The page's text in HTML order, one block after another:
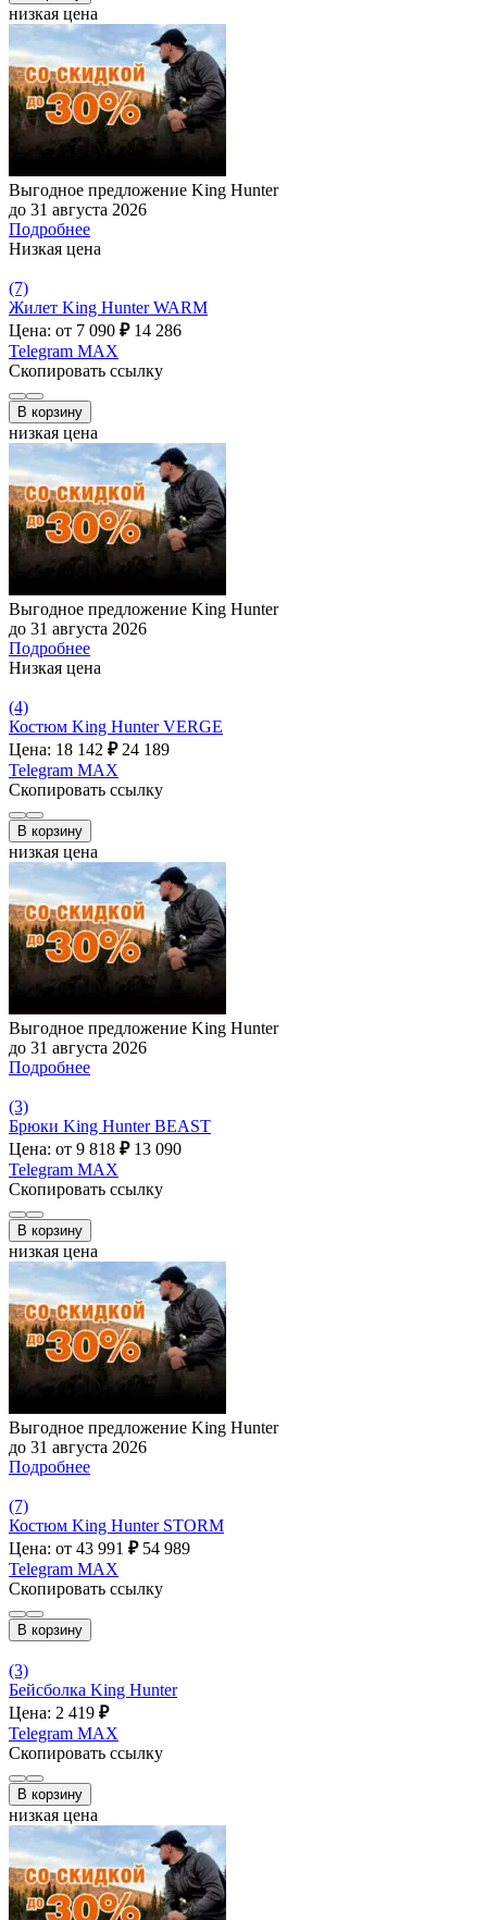
низкая цена
Выгодное предложение King Hunter
до 31 августа 2026
Подробнее
Низкая цена
(7)
Жилет King Hunter WARM
Цена: от 7 090 ₽ 14 286
Telegram MAX
Скопировать ссылку
В корзину
низкая цена
Выгодное предложение King Hunter
до 31 августа 2026
Подробнее
Низкая цена
(4)
Костюм King Hunter VERGE
Цена: 18 142 ₽ 24 189
Telegram MAX
Скопировать ссылку
В корзину
низкая цена
Выгодное предложение King Hunter
до 31 августа 2026
Подробнее
(3)
Брюки King Hunter BEAST
Цена: от 9 818 ₽ 13 090
Telegram MAX
Скопировать ссылку
В корзину
низкая цена
Выгодное предложение King Hunter
до 31 августа 2026
Подробнее
(7)
Костюм King Hunter STORM
Цена: от 43 991 ₽ 54 989
Telegram MAX
Скопировать ссылку
В корзину
(3)
Бейсболка King Hunter
Цена: 2 419 ₽
Telegram MAX
Скопировать ссылку
В корзину
низкая цена